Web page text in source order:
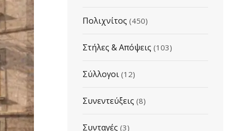
Πολιχνίτος (450)
Στήλες & Απόψεις (103)
Σύλλογοι(12)
Συνεντεύξεις (8)
Συνταγές (3)